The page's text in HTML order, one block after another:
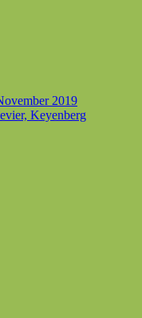
2019
Keyenberg